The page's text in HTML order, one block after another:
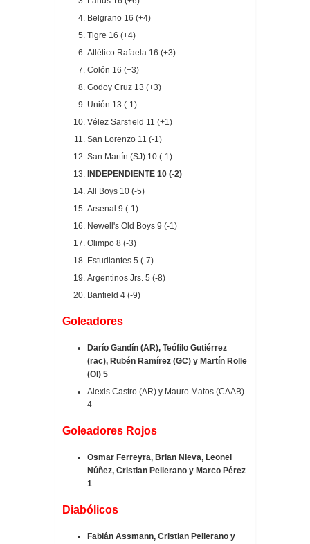
Belgrano 16 (+4)
Tigre 16 (+4)
Atlético Rafaela 16 (+3)
Colón 16 (+3)
Godoy Cruz 13 (+3)
Unión 13 (-1)
Vélez Sarsfield 11 (+1)
San Lorenzo 11 (-1)
San Martín (SJ) 10 (-1)
INDEPENDIENTE 10 (-2)
All Boys 10 (-5)
Arsenal 9 (-1)
Newell's Old Boys 9 (-1)
Olimpo 8 (-3)
Estudiantes 5 (-7)
Argentinos Jrs. 5 (-8)
Banfield 4 (-9)
Goleadores
Darío Gandín (AR), Teófilo Gutiérrez
(rac), Rubén Ramírez (GC) y Martín Rolle
(Ol) 5
Alexis Castro (AR) y Mauro Matos (CAAB)
4
Goleadores Rojos
Osmar Ferreyra, Brian Nieva, Leonel
Núñez, Cristian Pellerano y Marco Pérez
1
Diabólicos
Fabián Assmann, Cristian Pellerano y